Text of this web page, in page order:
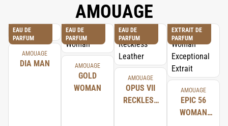
AMOUAGE
EAU DE
PARFUM
AMOUAGE
DIA MAN
EAU DE
PARFUM
AMOUAGE
GOLD
WOMAN
EAU DE
PARFUM
AMOUAGE
OPUS VII
RECKLESS
EXTRAIT DE
PARFUM
AMOUAGE
EPIC 56
WOMAN